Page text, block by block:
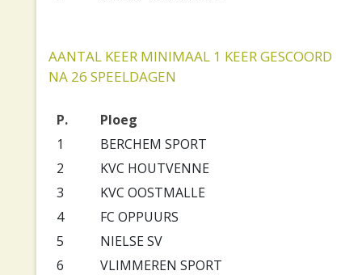
AANTAL KEER MINIMAAL 1 KEER GESCOORD
NA 26 SPEELDAGEN
P.
Ploeg
1
BERCHEM SPORT
2
KVC HOUTVENNE
3
KVC OOSTMALLE
4
FC OPPUURS
5
NIELSE SV
6
VLIMMEREN SPORT